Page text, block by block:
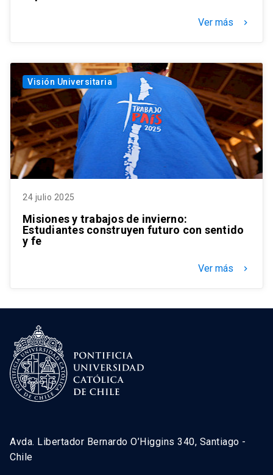
Ver más keyboard_arrow_right
Visión Universitaria
24 julio 2025
Misiones y trabajos de invierno:
Estudiantes construyen futuro con sentido
y fe
Ver más keyboard_arrow_right
Avda. Libertador Bernardo O’Higgins 340, Santiago -
Chile